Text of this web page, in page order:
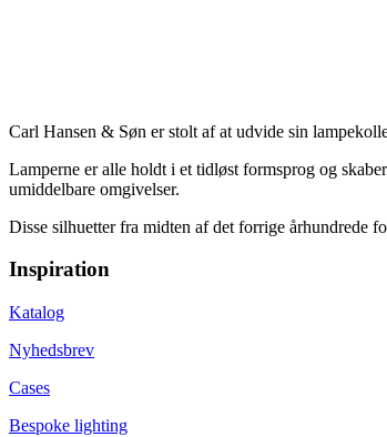
Carl Hansen & Søn er stolt af at udvide sin
Lamperne er alle holdt i et tidløst formsprog og
umiddelbare omgivelser.
Disse silhuetter fra midten af det forrige århundrede
Inspiration
Katalog
Nyhedsbrev
Cases
Bespoke lighting